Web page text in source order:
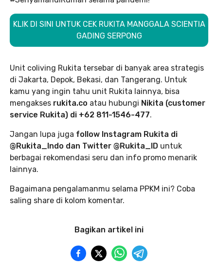
KLIK DI SINI UNTUK CEK RUKITA MANGGALA SCIENTIA
GADING SERPONG
Unit coliving Rukita tersebar di banyak area strategis
di Jakarta, Depok, Bekasi, dan Tangerang. Untuk
kamu yang ingin tahu unit Rukita lainnya, bisa
mengakses rukita.co atau hubungi Nikita (customer
service Rukita) di +62 811-1546-477.
Jangan lupa juga follow Instagram Rukita di
@Rukita_Indo dan Twitter @Rukita_ID untuk
berbagai rekomendasi seru dan info promo menarik
lainnya.
Bagaimana pengalamanmu selama PPKM ini? Coba
saling share di kolom komentar.
Bagikan artikel ini